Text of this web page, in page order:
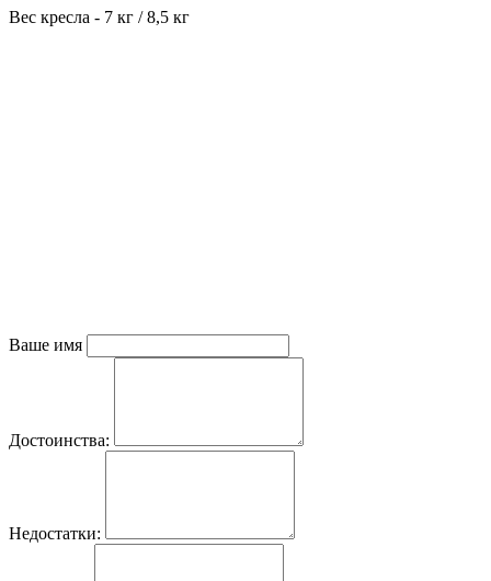
Вес кресла - 7 кг / 8,5 кг
Ваше имя
Достоинства:
Недостатки: